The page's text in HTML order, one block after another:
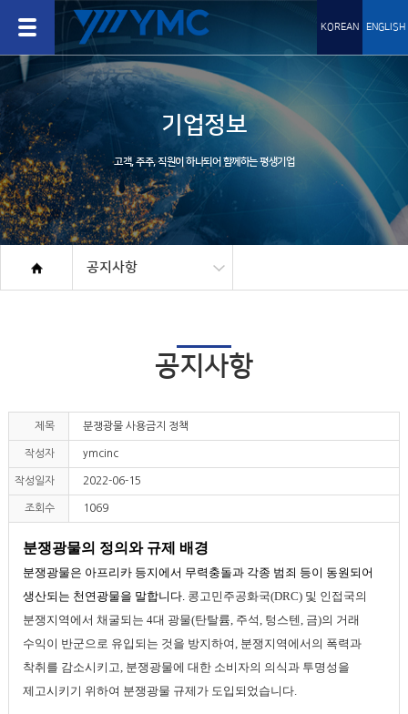
KOREAN ENGLISH
기업정보
고객, 주주, 직원이 하나되어 함께하는 평생기업
공지사항
공지사항
제목 분쟁광물 사용금지 정책
작성자 ymcinc
작성일자 2022-06-15
조회수 1069
분쟁광물의 정의와 규제 배경
분쟁광물은 아프리카 등지에서 무력충돌과 각종 범죄 등이 동원되어
생산되는 천연광물을 말합니다. 콩고민주공화국(DRC) 및 인접국의
분쟁지역에서 채굴되는 4대 광물(탄탈륨 주석 텅스텐 금)의 거래
수익이 반군으로 유입되는 것을 방지하여 분쟁지역에서의 폭력과
착취를 감소시키고 분쟁광물에 대한 소비자의 의식과 투명성을
제고시키기 위하여 분쟁광물 규제가 도입되었습니다.